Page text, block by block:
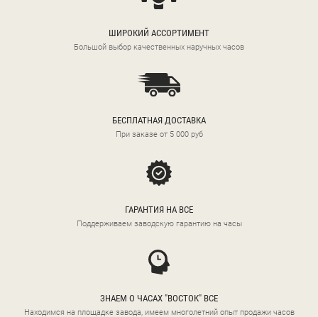
ШИРОКИЙ АССОРТИМЕНТ
Большой выбор качественных наручных часов
БЕСПЛАТНАЯ ДОСТАВКА
При заказе от 5 000 руб
ГАРАНТИЯ НА ВСЕ
Поддерживаем заводскую гарантию на часы
ЗНАЕМ О ЧАСАХ "ВОСТОК" ВСЕ
Находимся на площадке завода, имеем многолетний опыт продажи часов